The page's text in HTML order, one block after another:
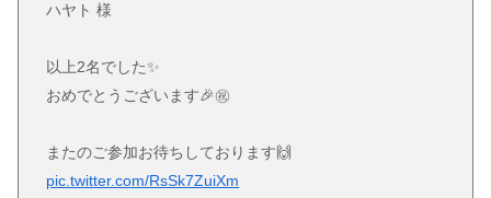
ハヤト 様
以上2名でした✨
おめでとうございます🎉㊗️
またのご参加お待ちしております🙌
pic.twitter.com/RsSk7ZuiXm